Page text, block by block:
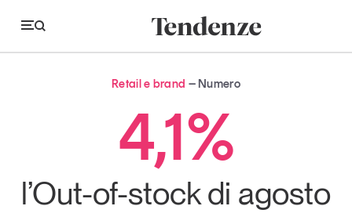
Tendenze
Economia e consumi
Innovazione
Logistica
Retail e brand Numero
4,1%
l’Out-of-stock di agosto